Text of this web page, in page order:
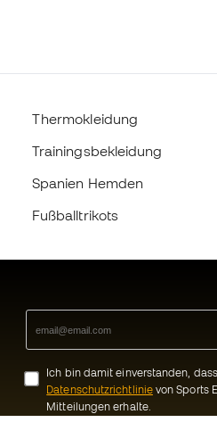
Thermokleidung
Trainingsbekleidung
Spanien Hemden
Fußballtrikots
Ich bin damit einverstanden,
Datenschutzrichtlinievon Sports
Mitteilungen erhalte.